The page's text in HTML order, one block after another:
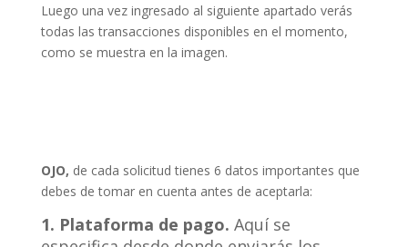
Luego una vez ingresado al siguiente apartado verás
todas las transacciones disponibles en el momento,
como se muestra en la imagen.
OJO, de cada solicitud tienes 6 datos importantes que
debes de tomar en cuenta antes de aceptarla:
1. Plataforma de pago. Aquí se